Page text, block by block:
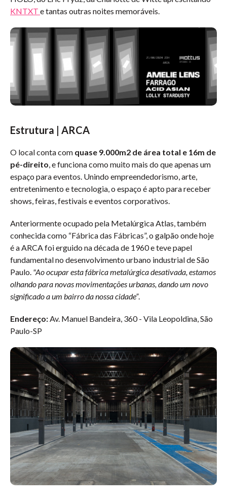
KNTXT e tantas outras noites memoráveis.
Estrutura | ARCA
O local conta com quase 9.000m2 de área total e 16m de
pé-direito, e funciona como muito mais do que apenas um
espaço para eventos. Unindo empreendedorismo, arte,
entretenimento e tecnologia, o espaço é apto para receber
shows, feiras, festivais e eventos corporativos.
Anteriormente ocupado pela Metalúrgica Atlas, também
conhecida como “Fábrica das Fábricas”, o galpão onde hoje
é a ARCA foi erguido na década de 1960 e teve papel
fundamental no desenvolvimento urbano industrial de São
Paulo. "Ao ocupar esta fábrica metalúrgica desativada, estamos
olhando para novas movimentações urbanas, dando um novo
significado a um bairro da nossa cidade”.
Endereço:Av. Manuel Bandeira, 360 - Vila Leopoldina, São
Paulo-SP